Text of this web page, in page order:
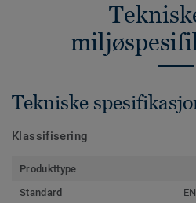
Tekniske
Klassifisering
Produkttype
Standard